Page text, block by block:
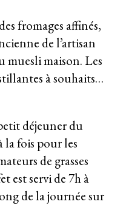
fromages affinés,
de l’artisan
muesli maison. Les
à souhaits…
déjeuner du
la fois pour les
de grasses
est servi de 7h à
de la journée sur